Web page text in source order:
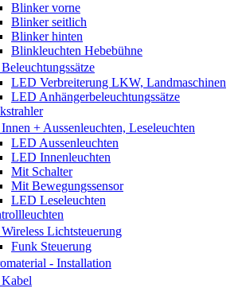
Blinker vorne
Blinker seitlich
Blinker hinten
Blinkleuchten Hebebühne
Beleuchtungssätze
LED Verbreiterung LKW, Landmaschinen
LED Anhängerbeleuchtungssätze
Innen + Aussenleuchten, Leseleuchten
LED Aussenleuchten
LED Innenleuchten
Mit Schalter
Mit Bewegungssensor
LED Leseleuchten
Wireless Lichtsteuerung
Funk Steuerung
- Installation
Kabel